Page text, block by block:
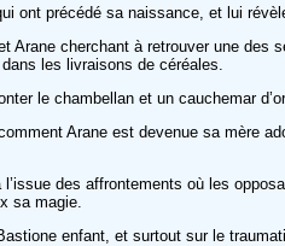
ont précédé sa naissance, et lui
cherchant à retrouver une
les livraisons de céréales.
le chambellan et un cauchemar
Arane est devenue sa mère
des affrontements où les
sa magie.
enfant, et surtout sur le